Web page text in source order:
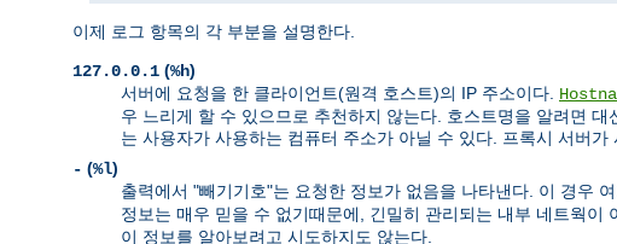
이제 로그 항목의 각 부분을 설명한다.
127.0.0.1 (%h)
서버에 요청을 한 클라이언트(원격 호스트)의 IP 주소이다.
우 느리게 할 수 있으므로 추천하지 않는다. 호스트명을 알려면 대
는 사용자가 사용하는 컴퓨터 주소가 아닐 수 있다. 프록시 서버
- (%l)
출력에서 "빼기기호"는 요청한 정보가 없음을 나타낸다. 이 경우
정보는 매우 믿을 수 없기때문에, 긴밀히 관리되는 내부 네트웍이
이 정보를 알아보려고 시도하지도 않는다.